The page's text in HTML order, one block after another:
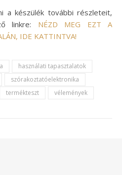
a készülék további részleteit,
linkre: NÉZD MEG EZT A
IDE KATTINTVA!
használati tapasztalatok
szórakoztatóelektronika
termékteszt vélemények